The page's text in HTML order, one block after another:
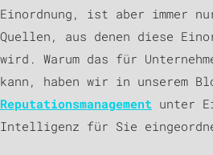
Einordnung, ist aber immer
Quellen, aus denen diese
wird. Warum das für
kann, haben wir in unserem
Reputationsmanagement unter
Intelligenz für Sie